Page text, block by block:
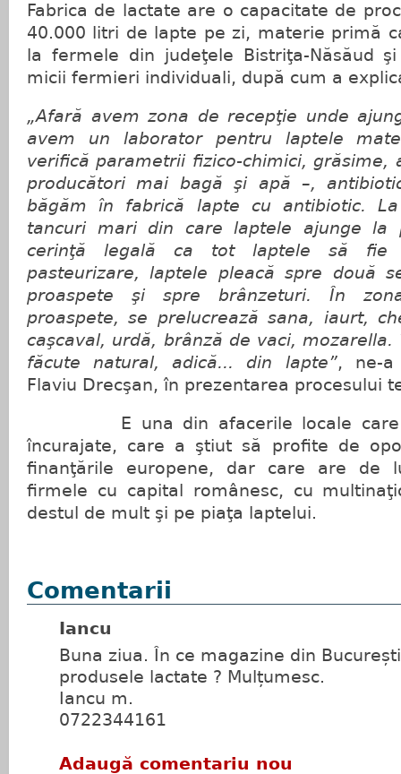
Fabrica de lactate are o capacitate de
40.000 litri de lapte pe zi, materie primă
la fermele din judeţele Bistriţa-Năsăud
micii fermieri individuali, după cum a
„Afară avem zona de recepţie unde
avem un laborator pentru laptele
verifică parametrii fizico-chimici, grăsime,
producători mai bagă şi apă –,
băgăm în fabrică lapte cu antibiotic.
tancuri mari din care laptele ajunge la
cerinţă legală ca tot laptele să fie
pasteurizare, laptele pleacă spre două
proaspete şi spre brânzeturi. În
proaspete, se prelucrează sana, iaurt,
caşcaval, urdă, brânză de vaci, mozarella.
făcute natural, adică... din lapte”, ne-a
Flaviu Drecşan, în prezentarea procesului
E una din afacerile locale care
încurajate, care a ştiut să profite de
finanţările europene, dar care are de
firmele cu capital românesc, cu
destul de mult şi pe piaţa laptelui.
Comentarii
Iancu
Buna ziua. În ce magazine din
produsele lactate ? Mulțumesc.
Iancu m.
0722344161
Adaugă comentariu nou